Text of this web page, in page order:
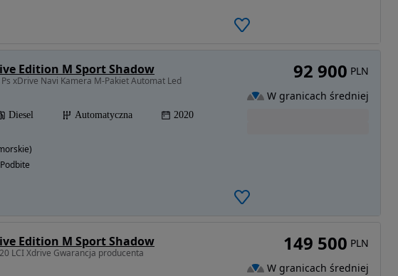
Edition M Sport Shadow
xDrive Navi Kamera M-Pakiet Automat Led
Diesel Automatyczna 2020
92 900 PLN
W granicach średniej
Edition M Sport Shadow
LCI Xdrive Gwarancja producenta 149 500 PLN
W granicach średniej